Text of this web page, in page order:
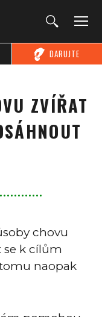
DARUJTE
ZVÍŘAT
chovu
k cílům
naopak